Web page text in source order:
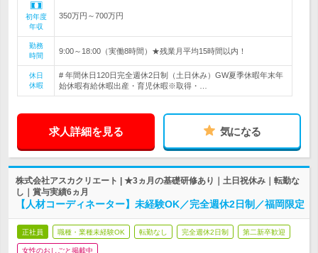
初年度
年収
350万円～700万円
勤務
時間
9:00～18:00（実働8時間）★残業月平均15時間以内！
休日
休暇
# 年間休日120日完全週休2日制（土日休み）GW夏季休暇年末年
始休暇有給休暇出産・育児休暇※取得・…
求人詳細を見る 気になる
株式会社アスカクリエート | ★3ヵ月の基礎研修あり｜土日祝休み｜転勤な
し｜賞与実績6ヵ月
【人材コーディネーター】未経験OK／完全週休2日制／福岡限定
正社員 職種・業種未経験OK 転勤なし 完全週休2日制 第二新卒歓迎
女性のおしごと掲載中